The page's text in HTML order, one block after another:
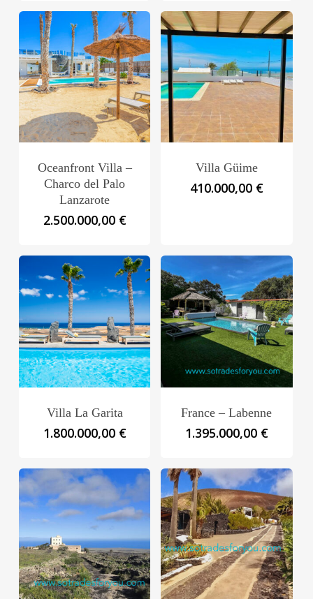
Oceanfront Villa –
Charco del Palo
Lanzarote
2.500.000,00 €
Villa Güime
410.000,00 €
Villa La Garita
1.800.000,00 €
France – Labenne
1.395.000,00 €